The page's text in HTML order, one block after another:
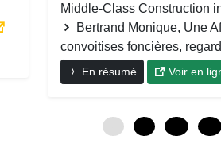
Middle-Class Construction
Bertrand Monique, Une
convoitises foncières,
En résumé Voir en